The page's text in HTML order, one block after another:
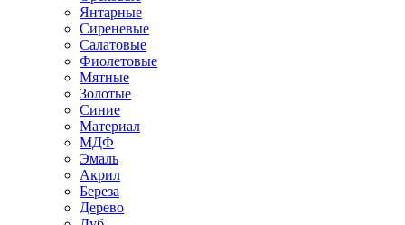
Янтарные
Сиреневые
Салатовые
Фиолетовые
Мятные
Золотые
Синие
Материал
МДФ
Эмаль
Акрил
Береза
Дерево